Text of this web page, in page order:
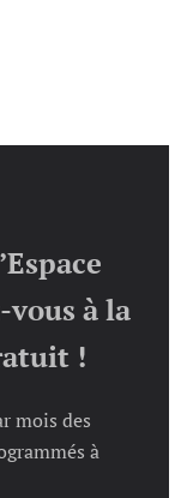
à la
!
mois des
à